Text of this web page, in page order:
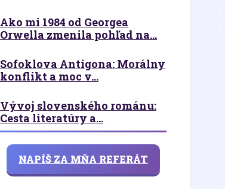
Ako mi 1984 od Georgea
Orwella zmenila pohľad na...
Sofoklova Antigona: Morálny
konflikt a moc v...
Vývoj slovenského románu:
Cesta literatúry a...
NAPÍŠ ZA MŇA REFERÁT